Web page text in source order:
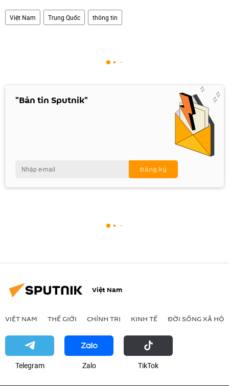
Việt Nam Trung Quốc thông tin
"Bản tin Sputnik"
Việt Nam
VIỆT NAM THẾ GIỚI CHÍNH TRỊ KINH TẾ ĐỜI SỐNG XÃ HỘI
Telegram Zalo ТikТоk